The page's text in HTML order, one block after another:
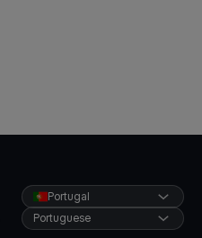
Portugal
Portuguese